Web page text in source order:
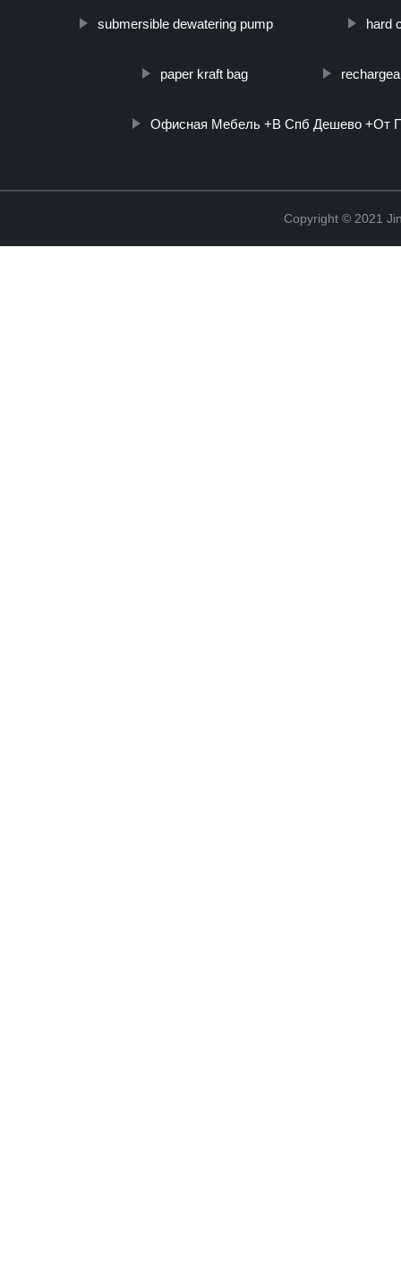
submersible dewatering pump hard
paper kraft bag
Офисная Мебель +В Спб Дешево +От
Copyright © 2021